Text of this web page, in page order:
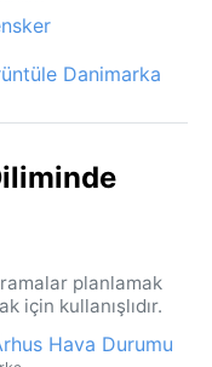
Danimarka
planlamak
için kullanışlıdır.
Hava Durumu